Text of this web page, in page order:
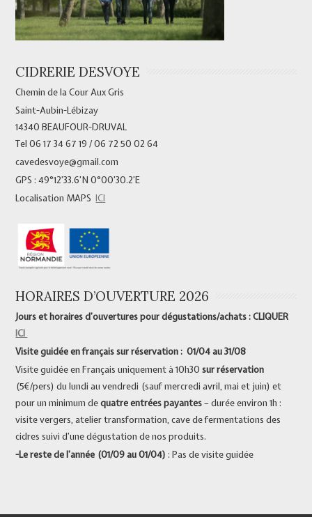
CIDRERIE DESVOYE
Chemin de la Cour Aux Gris
Saint-Aubin-Lébizay
14340 BEAUFOUR-DRUVAL
Tel 06 17 34 67 19 / 06 72 50 02 64
cavedesvoye@gmail.com
GPS : 49°12’33.6’N 0°00’30.2’E
Localisation MAPSICI
HORAIRES D’OUVERTURE 2026
Jours et horaires d’ouvertures pour dégustations/achats : CLIQUER
ICI
Visite guidée en français sur réservation : 01/04 au 31/08
Visite guidée en Français uniquement à 10h30sur réservation
(5€/pers) du lundi au vendredi (sauf mercredi avril, mai et juin) et
pour un minimum dequatre entrées payantes– durée environ 1h :
visite vergers, atelier transformation, cave de fermentations des
cidres suivi d’une dégustation de nos produits.
-Le reste de l’année (01/09 au 01/04) : Pas de visite guidée